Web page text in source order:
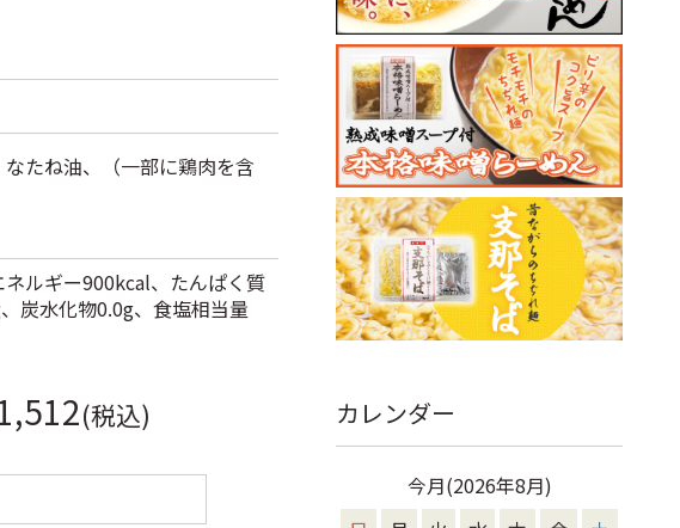
たね油、（一部に鶏肉を含
ネルギー900kcal、たんぱく質
炭水化物0.0g、食塩相当量
(税込) カレンダー
今月(2026年8月)